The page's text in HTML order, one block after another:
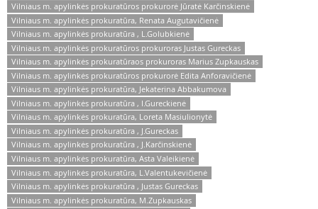
Vilniaus m. apylinkės prokuratūros prokurorė Jūratė Karčinskienė
Vilniaus m. apylinkės prokuratūra, Renata Augutavičienė
Vilniaus m. apylinkės prokuratūra , L.Golubkienė
Vilniaus m. apylinkės prokuratūros prokuroras Justas Gureckas
Vilniaus m. apylinkės prokuratūraos prokuroras Marius Zupkauskas
Vilniaus m. apylinkės prokuratūros prokurorė Edita Anforavičienė
Vilniaus m. apylinkės prokuratūra, Jekaterina Abbakumova
Vilniaus m. apylinkės prokuratūra , I.Gureckienė
Vilniaus m. apylinkės prokuratūra, Loreta Masiulionytė
Vilniaus m. apylinkės prokuratūra , J.Gureckas
Vilniaus m. apylinkės prokuratūra , J.Karčinskienė
Vilniaus m. apylinkės prokuratūra, Asta Valeikienė
Vilniaus m. apylinkės prokuratūra, L.Valentukevičienė
Vilniaus m. apylinkės prokuratūra , Justas Gureckas
Vilniaus m. apylinkės prokuratūra, M.Zupkauskas